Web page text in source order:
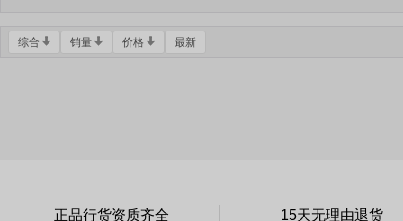
综合 销量 价格 最新
正品行货资质齐全 15天无理由退货